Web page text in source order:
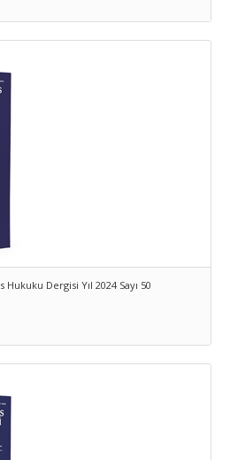
Hukuku Dergisi Yıl 2024 Sayı 50